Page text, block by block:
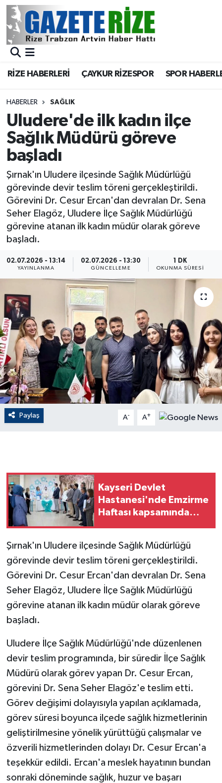
RİZE HABERLERİ ÇAYKUR RİZESPOR SPOR
HABERLER SAĞLIK
Uludere'de ilk kadın ilçe
Sağlık Müdürü göreve
başladı
Şırnak'ın Uludere ilçesinde Sağlık Müdürlüğü
görevinde devir teslim töreni gerçekleştirildi.
Görevini Dr. Cesur Ercan'dan devralan Dr. Sena
Seher Elagöz, Uludere İlçe Sağlık Müdürlüğü
görevine atanan ilk kadın müdür olarak göreve
başladı.
02.07.2026 - 13:14
YAYINLANMA
02.07.2026 - 13:30
GÜNCELLEME
1 DK
OKUNMA SÜRESI
Paylaş A- A+
Kayseri Devlet
Hastanesi'nde Emzirme
Haftası kapsamında
Şırnak'ın Uludere ilçesinde Sağlık Müdürlüğü
görevinde devir teslim töreni gerçekleştirildi.
Görevini Dr. Cesur Ercan'dan devralan Dr. Sena
Seher Elagöz, Uludere İlçe Sağlık Müdürlüğü
görevine atanan ilk kadın müdür olarak göreve
başladı.
Uludere İlçe Sağlık Müdürlüğü'nde düzenlenen
devir teslim programında, bir süredir İlçe Sağlık
Müdürü olarak görev yapan Dr. Cesur Ercan,
görevini Dr. Sena Seher Elagöz'e teslim etti.
Görev değişimi dolayısıyla yapılan açıklamada,
görev süresi boyunca ilçede sağlık hizmetlerinin
geliştirilmesine yönelik yürüttüğü çalışmalar ve
özverili hizmetlerinden dolayı Dr. Cesur Ercan'a
teşekkür edildi. Ercan'a meslek hayatının bundan
sonraki döneminde sağlık, huzur ve başarı
BÖLGEMİZ
Asayiş
Rize Jandarma Komutanlığı
Bilim Teknoloji
Bölge
Advertising news
Canlı Maç
ÇEVRE
Dış Haberler
EĞİTİM
EKONOMİ
English News
Finans
Flaş Haber
GÜNDEM
Güvenlik
HABERDE İNSAN
İş Dünyası
Jandarma
Kadın
KÜLTÜR SANAT
Otomobil
POLİTİKA
Sağlık
Merkez Nöbetçi Eczaneler
Merkez Trafik Yoğunluk Haritası
Süper Lig Puan Durumu ve Fikstür
Tüm Manşetler
Son Dakika Haberleri
Haber Arşivi